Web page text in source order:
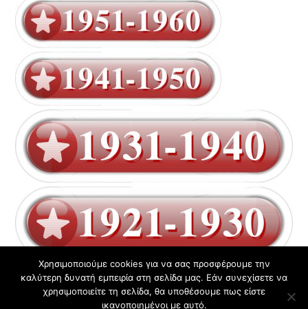
Σύνταξη: Γιώργος Αγοραστάκης
Χρησιμοποιούμε cookies για να σας προσφέρουμε την
καλύτερη δυνατή εμπειρία στη σελίδα μας. Εάν συνεχίσετε να
χρησιμοποιείτε τη σελίδα, θα υποθέσουμε πως είστε
ικανοποιημένοι με αυτό.